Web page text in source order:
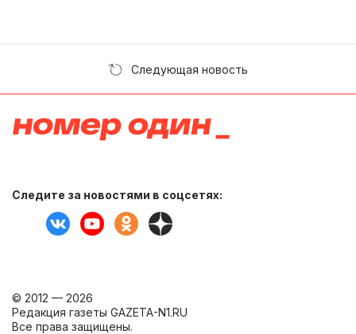
Следующая новость
Следите за новостями в соцсетях:
© 2012 — 2026
Редакция газеты GAZETA-N1.RU
Все права защищены.